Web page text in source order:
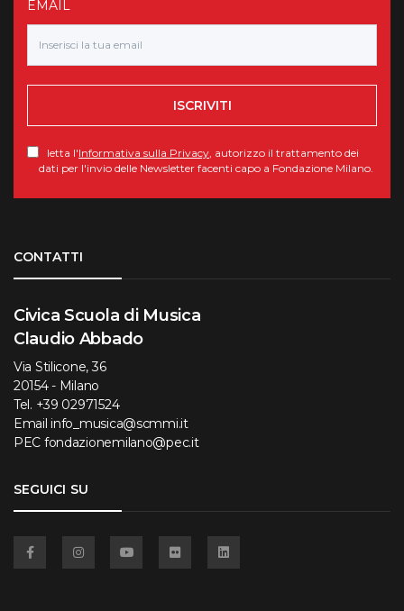
EMAIL
ISCRIVITI
letta l'Informativa sulla Privacy , autorizzo il trattamento dei
dati per l'invio delle Newsletter facenti capo a Fondazione Milano.
CONTATTI
Civica Scuola di Musica
Claudio Abbado
Via Stilicone, 36
20154 - Milano
Tel. +39 02971524
Email info_musica@scmmi.it
PEC fondazionemilano@pec.it
SEGUICI SU